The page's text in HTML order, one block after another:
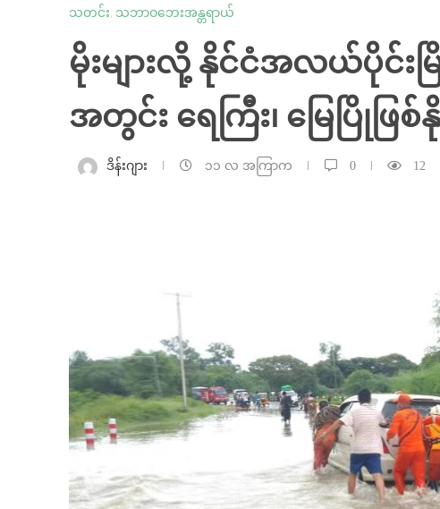
သတင်း, သဘာဝဘေးအန္တရာယ်
မိုးများလို့ နိုင်ငံအလယ်ပိုင်း
အတွင်း ရေကြီး၊ မြေပြိုဖ
ဒိန်းဂျား ၁၁ လ အကြာက 0 12